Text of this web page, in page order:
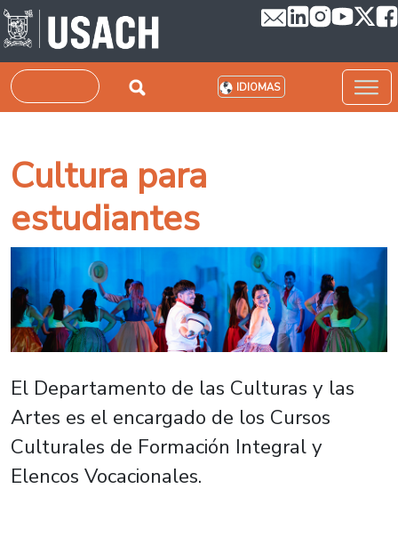
Pasar al contenido principal
Buscar IDIOMAS
Cultura para
estudiantes
El Departamento de las Culturas y las
Artes es el encargado de los Cursos
Culturales de Formación Integral y
Elencos Vocacionales.